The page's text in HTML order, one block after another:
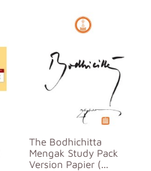
The Bodhichitta
Mengak Study Pack
Version Papier (...